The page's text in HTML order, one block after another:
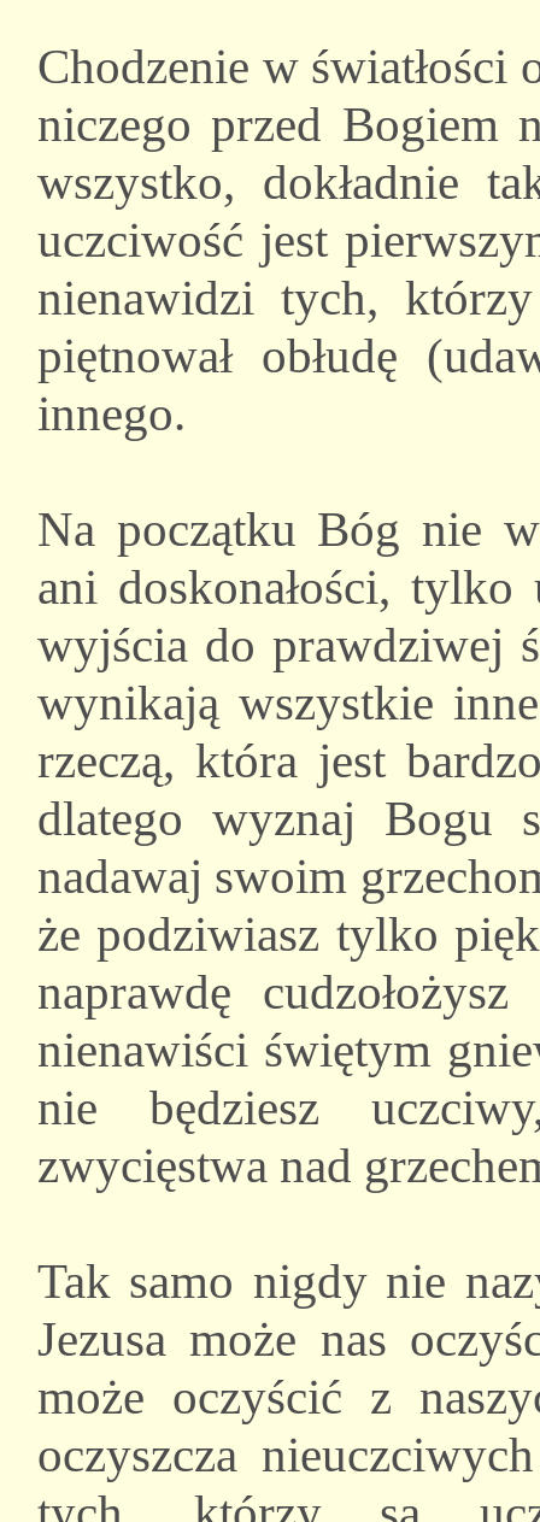
Chodzenie w światłości
niczego przed
wszystko, dokładnie
uczciwość jest
nienawidzi tych,
piętnował obłudę
innego.
Na początku Bóg nie
ani doskonałości,
wyjścia do prawdziwej
wynikają wszystkie
rzeczą, która jest
dlatego wyznaj Bogu
nadawaj swoim
że podziwiasz tylko
naprawdę
nienawiści świętym
nie będziesz
zwycięstwa nad
Tak samo nigdy nie
Jezusa może nas
może oczyścić z
oczyszcza